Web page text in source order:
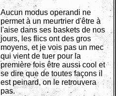
Aucun modus operandi ne
permet à un meurtrier d'être à
l'aise dans ses baskets de nos
jours, les flics ont des gros
moyens, et je vois pas un mec
qui vient de tuer pour la
première fois être aussi cool et
se dire que de toutes façons il
est peinard, on le retrouvera
pas.